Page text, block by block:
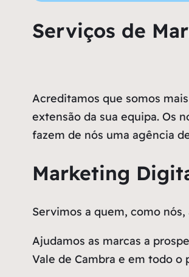
Serviços de
Acreditamos que somos
extensão da sua equipa. Os
fazem de nós uma agência
Marketing
Servimos a quem, como
Ajudamos as marcas a
Vale de Cambra e em todo o